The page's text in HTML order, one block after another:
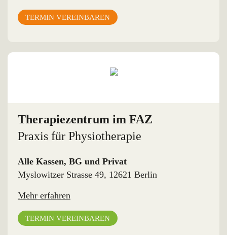
TERMIN VEREINBAREN
Therapiezentrum im FAZ
Praxis für Physiotherapie
Alle Kassen, BG und Privat
Myslowitzer Strasse 49, 12621 Berlin
Mehr erfahren
TERMIN VEREINBAREN